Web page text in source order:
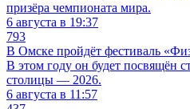
призёра чемпионата мира.
6 августа в 19:37
793
В Омске пройдёт фестиваль
В этом году он будет посвящён
столицы — 2026.
6 августа в 11:57